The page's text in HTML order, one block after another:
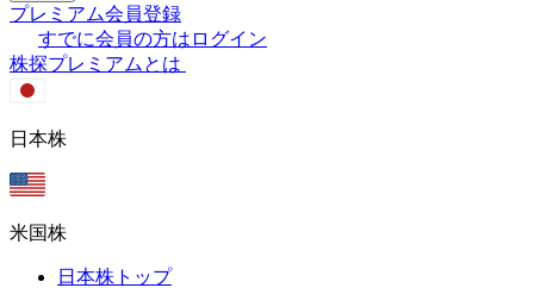
プレミアム会員登録
すでに会員の方はログイン
株探プレミアムとは
日本株
米国株
日本株トップ